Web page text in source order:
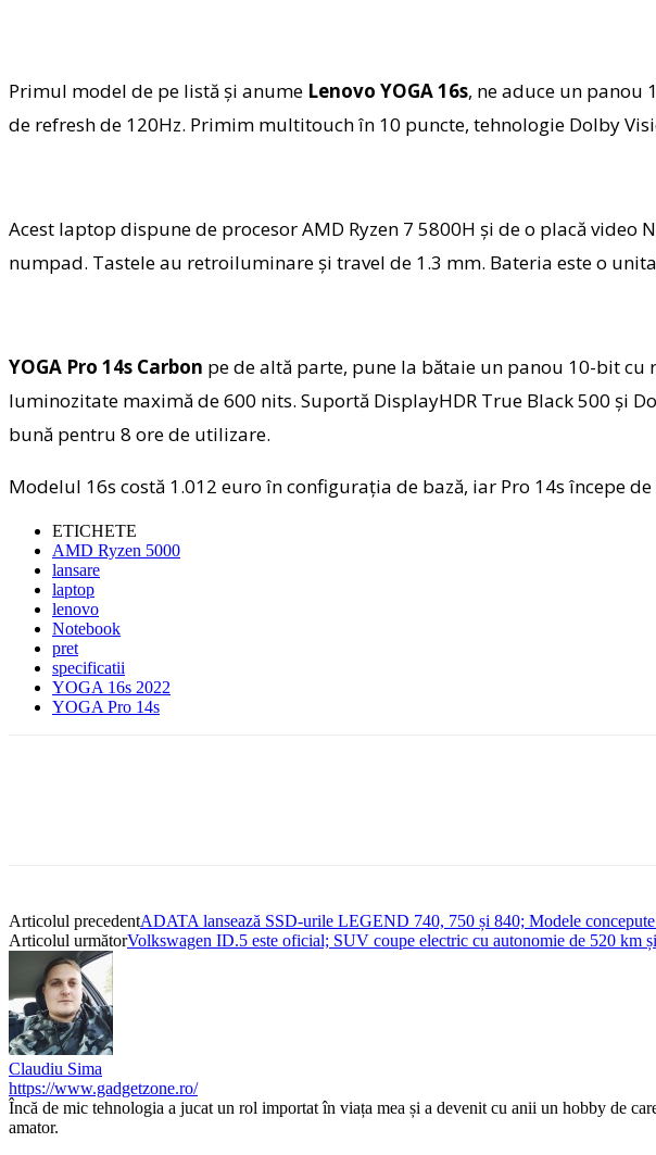
Primul model de pe listă și anume Lenovo YOGA 16s, ne aduce un panou
de refresh de 120Hz. Primim multitouch în 10 puncte, tehnologie Dolby
Acest laptop dispune de procesor AMD Ryzen 7 5800H și de o placă video
numpad. Tastele au retroiluminare și travel de 1.3 mm. Bateria este o
YOGA Pro 14s Carbon pe de altă parte, pune la bătaie un panou 10-bit cu
luminozitate maximă de 600 nits. Suportă DisplayHDR True Black 500 și
bună pentru 8 ore de utilizare.
Modelul 16s costă 1.012 euro în configurația de bază, iar Pro 14s începe
ETICHETE
AMD Ryzen 5000
lansare
laptop
lenovo
Notebook
pret
specificatii
YOGA 16s 2022
YOGA Pro 14s
Articolul precedentADATA lansează SSD-urile LEGEND 740, 750 și 840; Modele
Articolul următorVolkswagen ID.5 este oficial; SUV coupe electric cu autonomie de 520 km
Claudiu Sima
https://www.gadgetzone.ro/
Încă de mic tehnologia a jucat un rol importat în viața mea și a devenit cu anii un hobby de
amator.